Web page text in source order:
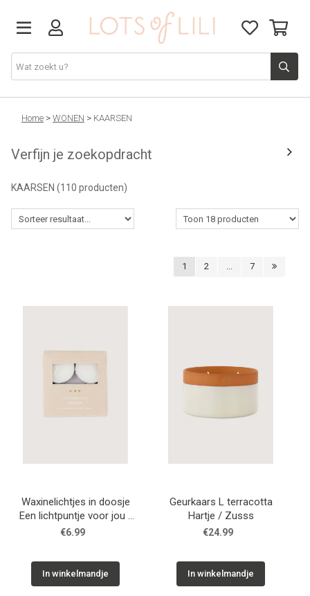
VADERDAG
SOLDEN
GIFT STUDIO
AGENDA'S 2026
JUF/MEESTER
STATIONERY
WELNESS
FOOD
GREEN LIVING
KIDS
Home > WONEN > KAARSEN
Verfijn je zoekopdracht
KAARSEN (110 producten)
1 2 ... 7
Waxinelichtjes in doosje
Een lichtpuntje voor jou /
Zusss
€6.99
In winkelmandje
Geurkaars L terracotta
Hartje / Zusss
€24.99
In winkelmandje